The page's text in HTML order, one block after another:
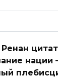
нации